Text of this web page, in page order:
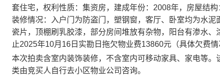
套住宅，权利性质：集资房，建成年份： 2008年，房屋结
装修情况：入户门为防盗门，塑钢窗，客厅、卧室均为水
瓷片，顶棚刷乳胶漆， 部分房间堆放有杂物，阳台有渗水、
止2025年10月 16 日实勘日拖欠物业费13860元（具体欠费
本次拍卖含室内装饰装修，不含室内可移动家具、家电等
类由竞买人自行去小区物业公司咨询。